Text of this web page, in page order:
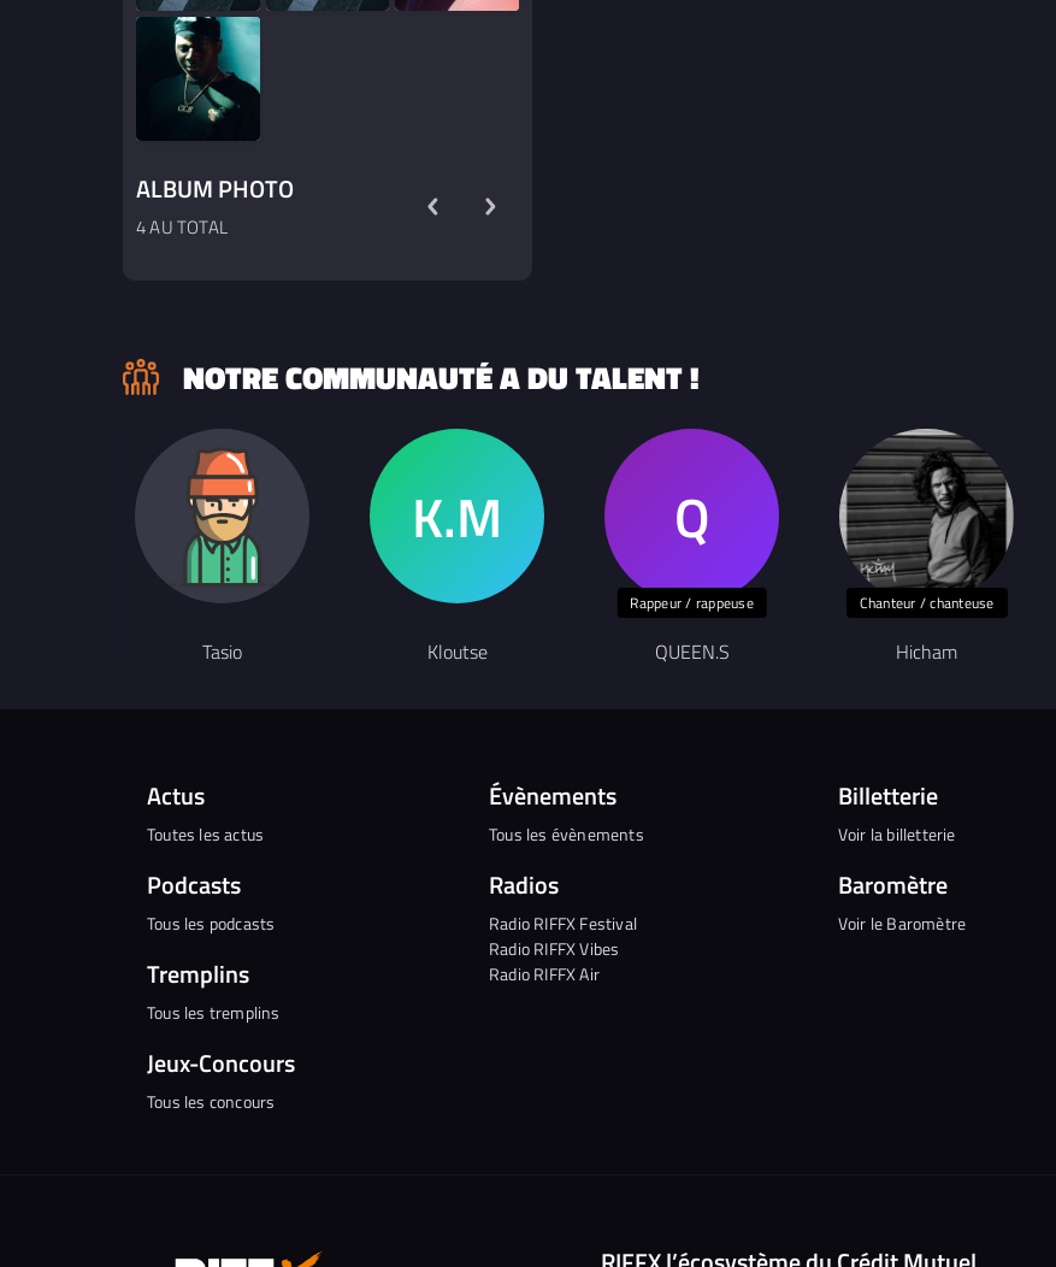
ALBUM PHOTO
4 AU TOTAL
NOTRE COMMUNAUTÉ A DU TALENT !
Tasio Kloutse
Rappeur / rappeuse
QUEEN.S
Chanteur / chanteuse
Hicham
Actus
Toutes les actus
Podcasts
Tous les podcasts
Tremplins
Tous les tremplins
Jeux-Concours
Tous les concours
Évènements
Tous les évènements
Radios
Radio RIFFX Festival
Radio RIFFX Vibes
Radio RIFFX Air
Billetterie
Voir la billetterie
Baromètre
Voir le Baromètre